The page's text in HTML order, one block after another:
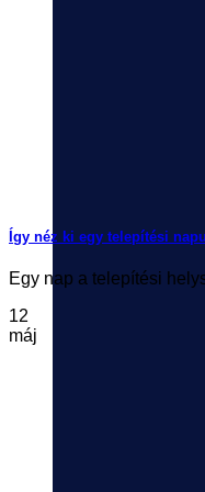
Így néz ki egy telepítési
Egy nap a telepítési
12
máj